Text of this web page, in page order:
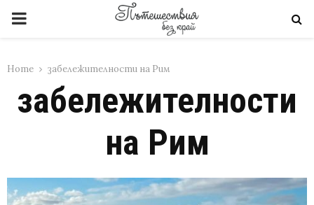
PRIMARY
Home забележителности на Рим
забележителности
на Рим